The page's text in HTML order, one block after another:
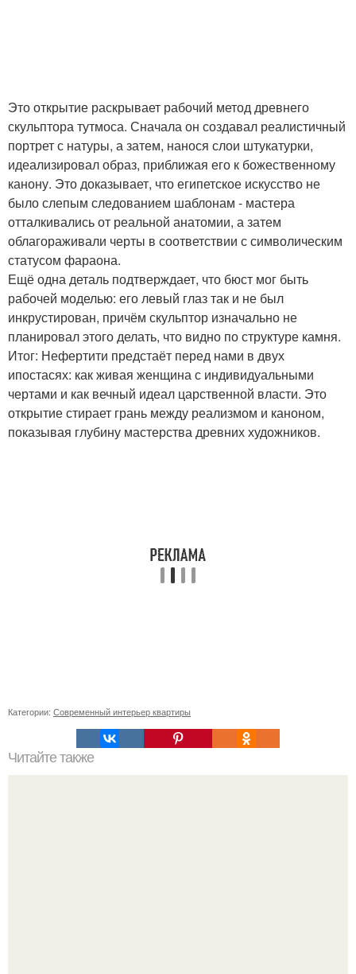
Это открытие раскрывает рабочий метод древнего
скульптора тутмоса. Сначала он создавал реалистичный
портрет с натуры, а затем, нанося слои штукатурки,
идеализировал образ, приближая его к божественному
канону. Это доказывает, что египетское искусство не
было слепым следованием шаблонам - мастера
отталкивались от реальной анатомии, а затем
облагораживали черты в соответствии с символическим
статусом фараона.
Ещё одна деталь подтверждает, что бюст мог быть
рабочей моделью: его левый глаз так и не был
инкрустирован, причём скульптор изначально не
планировал этого делать, что видно по структуре камня.
Итог: Нефертити предстаёт перед нами в двух
ипостасях: как живая женщина с индивидуальными
чертами и как вечный идеал царственной власти. Это
открытие стирает грань между реализмом и каноном,
показывая глубину мастерства древних художников.
Категории: Современный интерьер квартиры
Читайте также